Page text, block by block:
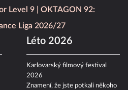
Level 9
OKTAGON 92:
Liga 2026/27
Léto 2026
Karlovarský filmový festival
2026
Znamení, že jste potkali někoho